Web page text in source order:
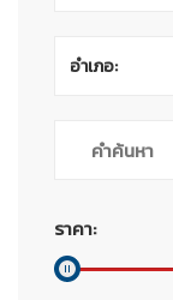
อำเภอ:
ราคา: